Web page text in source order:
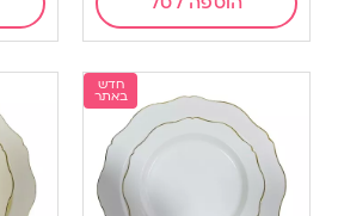
חדש
באתר